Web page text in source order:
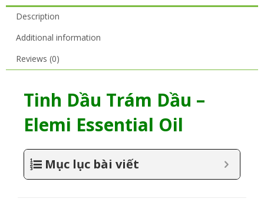
Description
Additional information
Reviews (0)
Tinh Dầu Trám Dầu –
Elemi Essential Oil
Mục lục bài viết